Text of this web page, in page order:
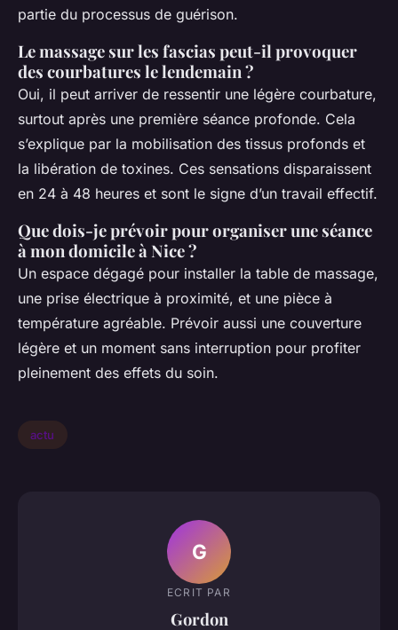
partie du processus de guérison.
Le massage sur les fascias peut-il provoquer
des courbatures le lendemain ?
Oui, il peut arriver de ressentir une légère courbature,
surtout après une première séance profonde. Cela
s’explique par la mobilisation des tissus profonds et
la libération de toxines. Ces sensations disparaissent
en 24 à 48 heures et sont le signe d’un travail effectif.
Que dois-je prévoir pour organiser une séance
à mon domicile à Nice ?
Un espace dégagé pour installer la table de massage,
une prise électrique à proximité, et une pièce à
température agréable. Prévoir aussi une couverture
légère et un moment sans interruption pour profiter
pleinement des effets du soin.
actu
G
ECRIT PAR
Gordon